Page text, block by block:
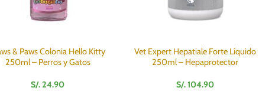
& Paws Colonia Hello Kitty
250ml – Perros y Gatos
S/.24.90
Vet Expert Hepatiale Forte Líquido
250ml – Hepaprotector
S/.104.90